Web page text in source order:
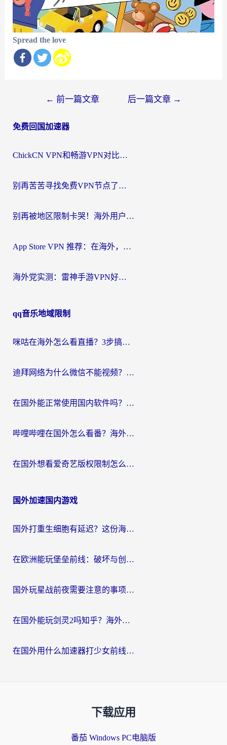
Spread the love
导
← 前一篇文章 后一篇文章 →
免费回国加速器
ChickCN VPN和畅游VPN对比哪个回国效果更好？海外党必看的回国加速器选择指南
别再苦苦寻找免费VPN节点了，这才是海外访问国内资源的正确姿势
别再被地区限制卡哭！海外用户vpn中国下载全攻略，无缝刷剧办公社交
App Store VPN 推荐：在海外，如何找回那扇回家的“任意门”？
海外党实测：雷神手游VPN好用吗？和闪电VPN对比哪个回国效果更好？附小众工具深度测评
qq音乐地域限制
咪咕在海外怎么看直播？3步搞定地域限制，还能畅看腾讯视频与国内热剧
迪拜网络为什么微信不能视频？海外党必看的回国加速全攻略
在国外能正常使用国内软件吗？海外党亲测有效的无缝访问指南
哔哩哔哩在国外怎么看番？海外党追剧看片的终极解决方案
在国外想看爱奇艺版权限制怎么办？海外华人必看的追剧自由指南
国外加速国内游戏
国外打重生细胞有延迟？这份海外畅玩国服游戏加速器终极指南请收好
在欧洲能玩堡垒前线：破坏与创造吗？海外党国服游戏不卡顿的秘密
国外玩星战前夜需要注意的事项：一份来自老玩家的网络生存指南
在国外能玩剑灵2吗知乎？海外党亲测有效的国服游戏加速指南
在国外用什么加速器打少女前线：云图计划不卡？一个老玩家的掏心分享
下载应用
番茄 Windows PC电脑版